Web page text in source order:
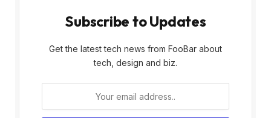
Subscribe to Updates
Get the latest tech news from FooBar about
tech, design and biz.